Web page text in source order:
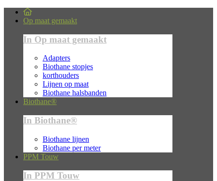
Op maat gemaakt
In Op maat gemaakt
Adapters
Biothane stopjes
korthouders
Lijnen op maat
Biothane halsbanden
Biothane®
In Biothane®
Biothane lijnen
Biothane per meter
PPM Touw
In PPM Touw